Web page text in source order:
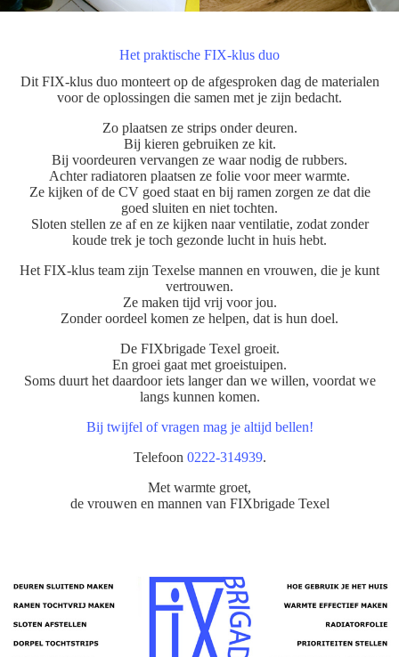
Het praktische FIX-klus duo
Dit FIX-klus duo monteert op de afgesproken dag de materialen
voor de oplossingen die samen met je zijn bedacht.
Zo plaatsen ze strips onder deuren.
Bij kieren gebruiken ze kit.
Bij voordeuren vervangen ze waar nodig de rubbers.
Achter radiatoren plaatsen ze folie voor meer warmte.
Ze kijken of de CV goed staat en bij ramen zorgen ze dat die
goed sluiten en niet tochten.
Sloten stellen ze af en ze kijken naar ventilatie, zodat zonder
koude trek je toch gezonde lucht in huis hebt.
Het FIX-klus team zijn Texelse mannen en vrouwen, die je kunt
vertrouwen.
Ze maken tijd vrij voor jou.
Zonder oordeel komen ze helpen, dat is hun doel.
De FIXbrigade Texel groeit.
En groei gaat met groeistuipen.
Soms duurt het daardoor iets langer dan we willen, voordat we
langs kunnen komen.
Bij twijfel of vragen mag je altijd bellen!
Telefoon 0222-314939.
Met warmte groet,
de vrouwen en mannen van FIXbrigade Texel